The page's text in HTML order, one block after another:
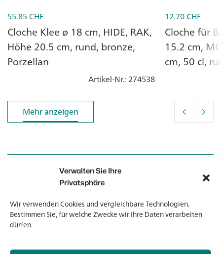
Verwalten Sie Ihre
Privatsphäre
Wir verwenden Cookies und vergleichbare Technologien.
Bestimmen Sie, für welche Zwecke wir Ihre Daten verarbeiten
dürfen.
55.85 CHF
Cloche Klee ø 18 cm, HIDE, RAK,
Höhe 20.5 cm, rund, bronze,
Porzellan
Artikel-Nr.: 274538
12.70CHF
Cloche für
15.2 cm,
cm, 50 cl,
Mehr anzeigen
Mehr anzeigen
Kontakt
Kontakt
Newsletter
Newsletter